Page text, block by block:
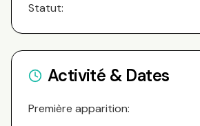
Statut:
Activité & Dates
Première apparition: